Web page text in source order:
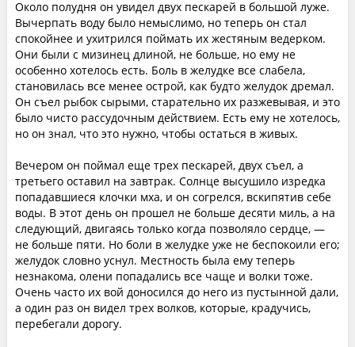
Около полудня он увидел двух пескарей в большой луже.
Вычерпать воду было немыслимо, но теперь он стал
спокойнее и ухитрился поймать их жестяным ведерком.
Они были с мизинец длиной, не больше, но ему не
особенно хотелось есть. Боль в желудке все слабела,
становилась все менее острой, как будто желудок дремал.
Он съел рыбок сырыми, старательно их разжевывая, и это
было чисто рассудочным действием. Есть ему не хотелось,
но он знал, что это нужно, чтобы остаться в живых.
Вечером он поймал еще трех пескарей, двух съел, а
третьего оставил на завтрак. Солнце высушило изредка
попадавшиеся клочки мха, и он согрелся, вскипятив себе
воды. В этот день он прошел не больше десяти миль, а на
следующий, двигаясь только когда позволяло сердце, —
не больше пяти. Но боли в желудке уже не беспокоили его;
желудок словно уснул. Местность была ему теперь
незнакома, олени попадались все чаще и волки тоже.
Очень часто их вой доносился до него из пустынной дали,
а один раз он видел трех волков, которые, крадучись,
перебегали дорогу.